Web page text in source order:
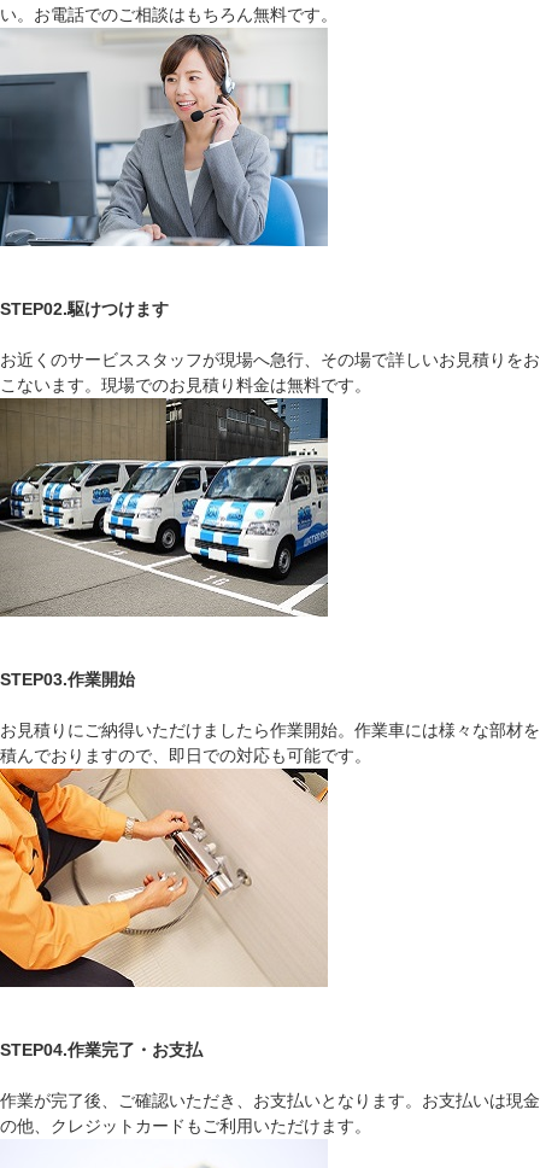
い。お電話でのご相談はもちろん無料です。
STEP02.駆けつけます
お近くのサービススタッフが現場へ急行、その場で詳しいお見積りをお
こないます。現場でのお見積り料金は無料です。
STEP03.作業開始
お見積りにご納得いただけましたら作業開始。作業車には様々な部材を
積んでおりますので、即日での対応も可能です。
STEP04.作業完了・お支払
作業が完了後、ご確認いただき、お支払いとなります。お支払いは現金
の他、クレジットカードもご利用いただけます。